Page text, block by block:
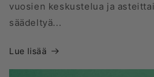
vuosien keskustelua ja
säädeltyä...
Lue lisää